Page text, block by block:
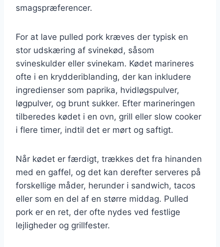
smagspræferencer.
For at lave pulled pork kræves der typisk en
stor udskæring af svinekød, såsom
svineskulder eller svinekam. Kødet marineres
ofte i en krydderiblanding, der kan inkludere
ingredienser som paprika, hvidløgspulver,
løgpulver, og brunt sukker. Efter marineringen
tilberedes kødet i en ovn, grill eller slow cooker
i flere timer, indtil det er mørt og saftigt.
Når kødet er færdigt, trækkes det fra hinanden
med en gaffel, og det kan derefter serveres på
forskellige måder, herunder i sandwich, tacos
eller som en del af en større middag. Pulled
pork er en ret, der ofte nydes ved festlige
lejligheder og grillfester.